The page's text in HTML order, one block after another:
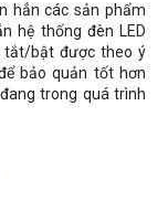
hẳn các sản phẩm
hệ thống đèn LED
tắt/bật được theo ý
bảo quản tốt hơn
trong quá trình